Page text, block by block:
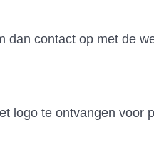
dan contact op met de
logo te ontvangen voor